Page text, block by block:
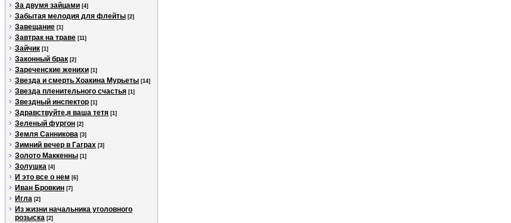
За двумя зайцами [4]
Забытая мелодия для флейты [2]
Завещание [1]
Завтрак на траве [11]
Зайчик [1]
Законный брак [2]
Зареченские женихи [1]
Звезда и смерть Хоакина Мурьеты [14]
Звезда пленительного счастья [1]
Звездный инспектор [1]
Здравствуйте,я ваша тетя [1]
Зеленый фургон [2]
Земля Санникова [3]
Зимний вечер в Гаграх [3]
Золото Маккенны [1]
Золушка [4]
И это все о нем [6]
Иван Бровкин [7]
Игла [2]
Из жизни начальника уголовного
розыска [2]